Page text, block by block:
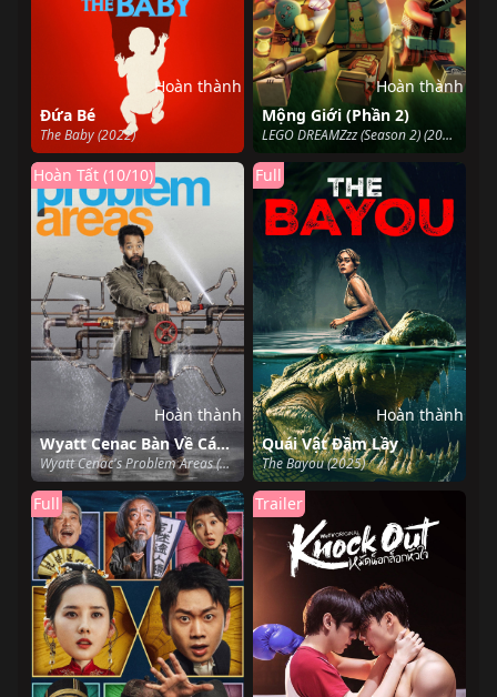
Đứa Bé
The Baby (2022)
Hoàn thành
Mộng Giới (Phần 2)
LEGO DREAMZzz (Season 2) (2024)
Hoàn thành
Wyatt Cenac Bàn Về Các Khu Vực Có Vấn Đề (Phần 2)
Wyatt Cenac's Problem Areas (Season 2) (2019)
Hoàn Tất (10/10)
Hoàn thành
Quái Vật Đầm Lầy
The Bayou (2025)
Full
Hoàn thành
Full Trailer